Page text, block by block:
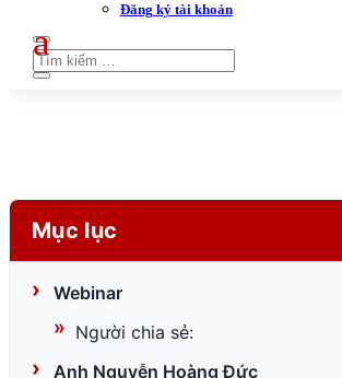
Đăng ký tài khoản
Mục lục
Webinar
Người chia sẻ:
Anh Nguyễn Hoàng Đức